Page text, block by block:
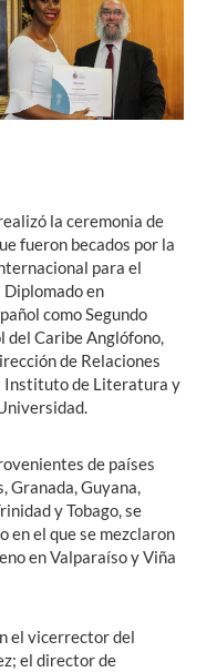
la ceremonia de
fueron becados por la
para el
en
como Segundo
del Caribe Anglófono,
de Relaciones
Instituto de Literatura y
de países
Granada, Guyana,
y Tobago, se
en el que se mezclaron
en Valparaíso y Viña
el vicerrector del
el director de